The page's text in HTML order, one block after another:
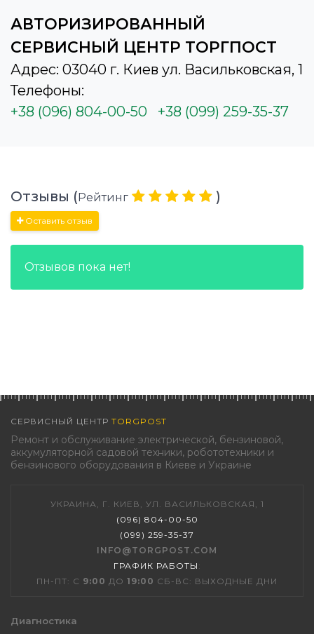
АВТОРИЗИРОВАННЫЙ
СЕРВИСНЫЙ ЦЕНТР ТОРГПОСТ
Адрес: 03040 г. Киев ул. Васильковская, 1
Телефоны:
+38 (096) 804-00-50
+38 (099) 259-35-37
Отзывы ( Рейтинг )
Оставить отзыв
Отзывов пока нет!
СЕРВИСНЫЙ ЦЕНТР TORGPOST
Ремонт и обслуживание электрической, бензиновой,
аккумуляторной садовой техники, робототехники и
бензинового оборудования в Киеве и Украине
УКРАИНА, Г. КИЕВ, УЛ. ВАСИЛЬКОВСКАЯ, 1
(096) 804-00-50
(099) 259-35-37
INFO@TORGPOST.COM
ГРАФИК РАБОТЫ :
ПН-ПТ: С 9:00 ДО 19:00 СБ-ВС: ВЫХОДНЫЕ ДНИ
Диагностика